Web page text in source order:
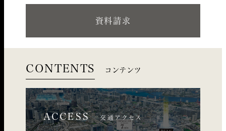
資料請求
CONTENTS コンテンツ
ACCESS 交通アクセス